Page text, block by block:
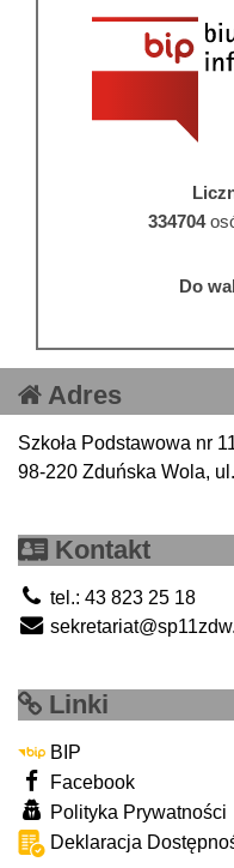
334704
Do
Adres
Szkoła Podstawowa nr
98-220 Zduńska Wola,
Kontakt
tel.: 43 823 25 18
Linki
BIP
Facebook
Polityka Prywatności
Deklaracja